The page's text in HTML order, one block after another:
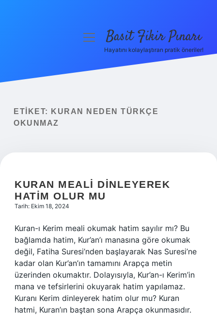
Yasal Uyarı
menüyüBasit Fikir Pınarı
Hayatını kolaylaştıran pratik öneriler!
ETIKET:
KURAN NEDEN TÜRKÇE
OKUNMAZ
KURAN MEALI DINLEYEREK
HATIM OLUR MU
Tarih: Ekim 18, 2024
Kuran-ı Kerim meali okumak hatim sayılır mı? Bu
bağlamda hatim, Kur’an’ı manasına göre okumak
değil, Fatiha Suresi’nden başlayarak Nas Suresi’ne
kadar olan Kur’an’ın tamamını Arapça metin
üzerinden okumaktır. Dolayısıyla, Kur’an-ı Kerim’in
mana ve tefsirlerini okuyarak hatim yapılamaz.
Kuranı Kerim dinleyerek hatim olur mu? Kuran
hatmi, Kuran’ın baştan sona Arapça okunmasıdır.